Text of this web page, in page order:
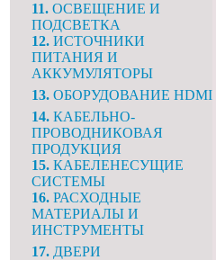
11.ОСВЕЩЕНИЕ И
ПОДСВЕТКА
12.ИСТОЧНИКИ
ПИТАНИЯ И
АККУМУЛЯТОРЫ
13.ОБОРУДОВАНИЕ HDMI
14.КАБЕЛЬНО-
ПРОВОДНИКОВАЯ
ПРОДУКЦИЯ
15.КАБЕЛЕНЕСУЩИЕ
СИСТЕМЫ
16.РАСХОДНЫЕ
МАТЕРИАЛЫ И
ИНСТРУМЕНТЫ
17.ДВЕРИ